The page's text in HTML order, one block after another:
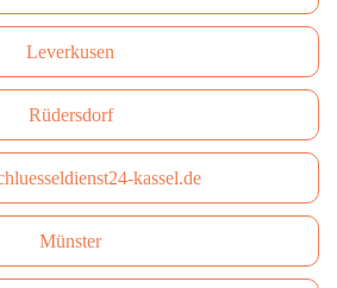
Leverkusen
Rüdersdorf
kassel.de
Münster